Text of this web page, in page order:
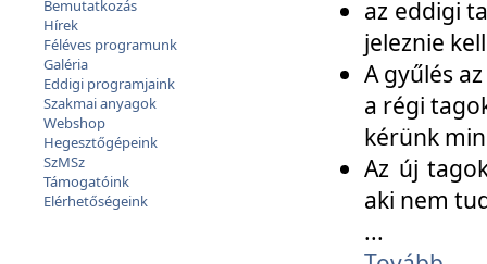
Bemutatkozás
Hírek
Féléves programunk
Galéria
Eddigi programjaink
Szakmai anyagok
Webshop
Hegesztőgépeink
SzMSz
Támogatóink
Elérhetőségeink
az eddigi
jeleznie
A gyűlés
a régi
kérünk
Az új
aki nem
...